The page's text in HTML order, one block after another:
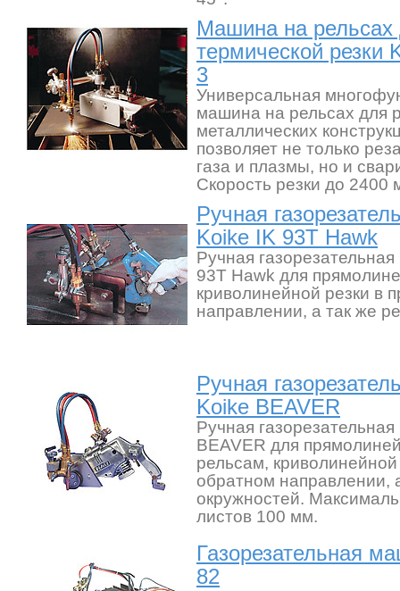
Машина на рельсах
термической резки
3
Универсальная
машина на рельсах для
металлических
позволяет не только
газа и плазмы, но и
Скорость резки до 2400
Ручная
Koike IK 93T Hawk
Ручная
93T Hawk для
криволинейной резки в
направлении, а так же
Ручная
Koike BEAVER
Ручная
BEAVER для
рельсам,
обратном направлении,
окружностей.
листов 100 мм.
Газорезательная
82